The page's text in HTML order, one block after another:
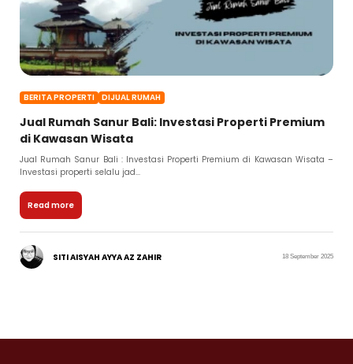
BERITA PROPERTI DIJUAL RUMAH
Jual Rumah Sanur Bali: Investasi Properti Premium
di Kawasan Wisata
Jual Rumah Sanur Bali : Investasi Properti Premium di Kawasan Wisata –
Investasi properti selalu jad...
Read more
SITI AISYAH AYYA AZ ZAHIR 18 September 2025